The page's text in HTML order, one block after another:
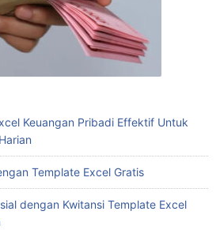
Keuangan Pribadi Effektif Untuk
Template Excel Gratis
dengan Kwitansi Template Excel